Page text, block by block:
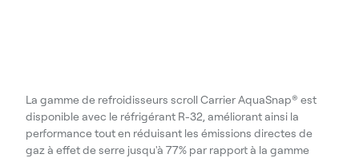
La gamme de refroidisseurs scroll Carrier AquaSnap® est
disponible avec le réfrigérant R-32, améliorant ainsi la
performance tout en réduisant les émissions directes de
gaz à effet de serre jusqu'à 77% par rapport à la gamme